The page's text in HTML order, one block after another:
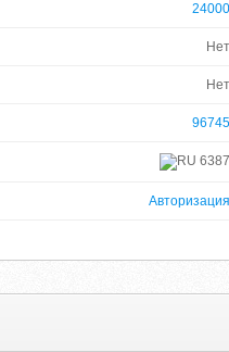
24000
Нет
Нет
96745
6387
Авторизация